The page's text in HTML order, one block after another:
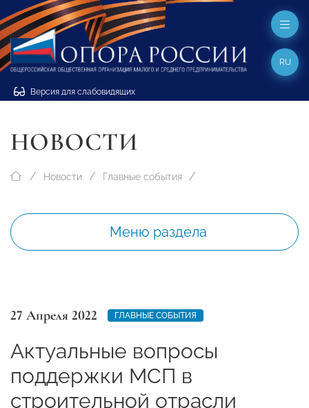
Версия для слабовидящих
RU
НОВОСТИ
Новости Главные события
Меню раздела
27 Апреля 2022 ГЛАВНЫЕ СОБЫТИЯ
Актуальные вопросы
поддержки МСП в
строительной отрасли